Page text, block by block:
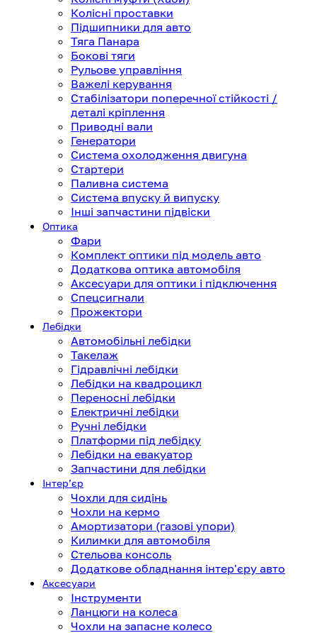
Колісні проставки
Підшипники для авто
Тяга Панара
Бокові тяги
Рульове управління
Важелі керування
Стабілізатори поперечної стійкості /
деталі кріплення
Приводні вали
Генератори
Система охолодження двигуна
Стартери
Паливна система
Система впуску й випуску
Інші запчастини підвіски
Оптика
Фари
Комплект оптики під модель авто
Додаткова оптика автомобіля
Аксесуари для оптики і підключення
Спецсигнали
Прожектори
Лебідки
Автомобільні лебідки
Такелаж
Гідравлічні лебідки
Лебідки на квадроцикл
Переносні лебідки
Електричні лебідки
Ручні лебідки
Платформи під лебідку
Лебідки на евакуатор
Запчастини для лебідки
Інтерʼєр
Чохли для сидінь
Чохли на кермо
Амортизатори (газові упори)
Килимки для автомобіля
Стельова консоль
Додаткове обладнання інтер'єру авто
Аксесуари
Інструменти
Ланцюги на колеса
Чохли на запасне колесо